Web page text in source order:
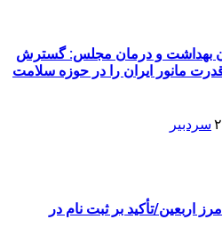
بهداشت و درمان مجلس: گسترش
مانور ایران را در حوزه سلامت
سردبیر
آماده باش کامل درمانی در ۶ مرز اربعین/تأکید بر ثبت نام در